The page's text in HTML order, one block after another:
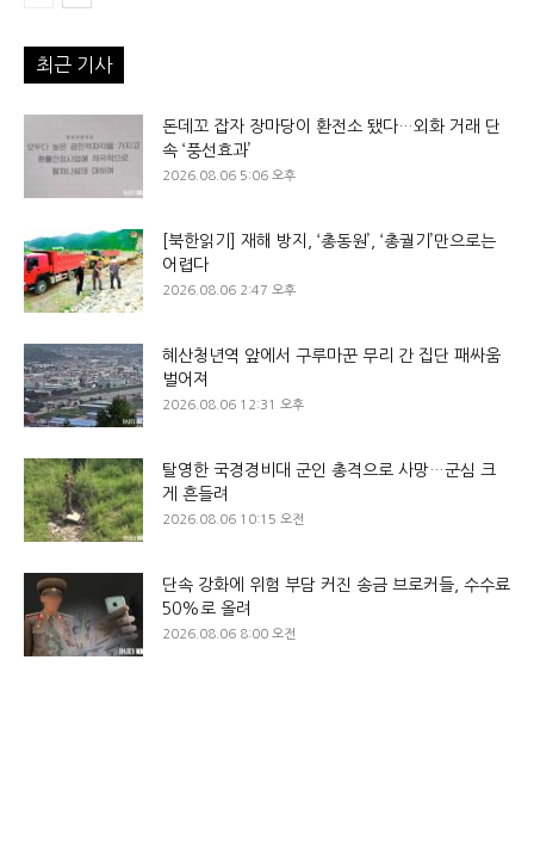
최근 기사
돈데꼬 잡자 장마당이 환전소 됐다…외화 거래 단
속 ‘풍선효과’
2026.08.06 5:06 오후
[북한읽기] 재해 방지, ‘총동원’, ‘총궐기’만으로는
어렵다
2026.08.06 2:47 오후
혜산청년역 앞에서 구루마꾼 무리 간 집단 패싸움
벌어져
2026.08.06 12:31 오후
탈영한 국경경비대 군인 총격으로 사망…군심 크
게 흔들려
2026.08.06 10:15 오전
단속 강화에 위험 부담 커진 송금 브로커들, 수수료
50%로 올려
2026.08.06 8:00 오전